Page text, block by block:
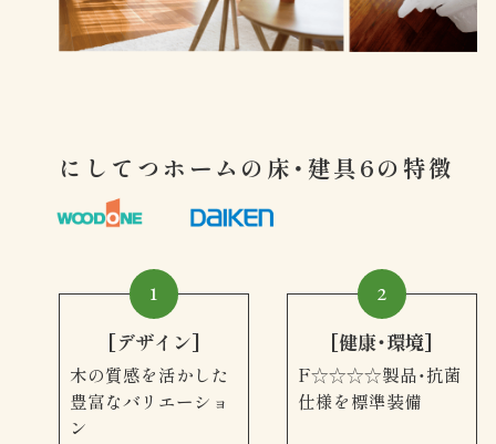
にしてつホームの床・建具6の特徴
1
[デザイン]
木の質感を活かした
豊富なバリエーショ
ン
2
[健康・環境]
F☆☆☆☆製品・抗菌
仕様を標準装備